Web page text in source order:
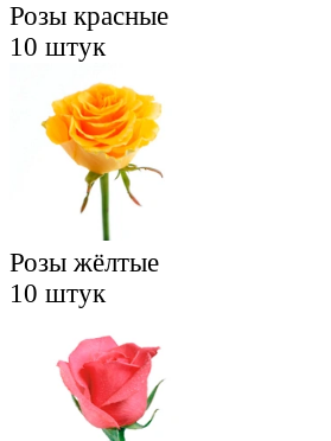
Розы красные
10 штук
Розы жёлтые
10 штук